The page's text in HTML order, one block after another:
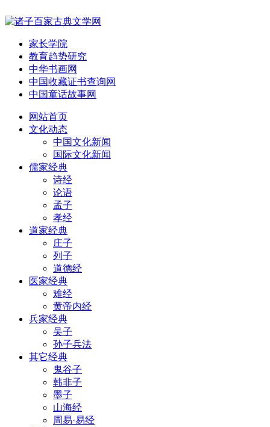
家长学院
教育趋势研究
中华书画网
中国收藏证书查询网
中国童话故事网
网站首页
文化动态
中国文化新闻
国际文化新闻
儒家经典
诗经
论语
孟子
孝经
道家经典
庄子
列子
道德经
医家经典
难经
黄帝内经
兵家经典
吴子
孙子兵法
其它经典
鬼谷子
韩非子
墨子
山海经
周易·易经